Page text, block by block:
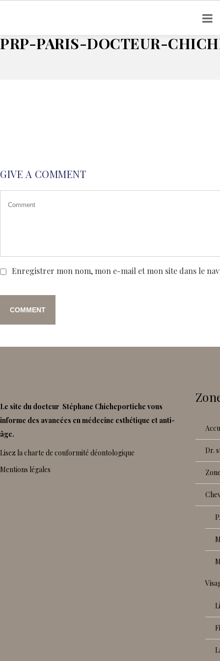
PRP-PARIS-DOCTEUR-
GIVE A COMMENT
Enregistrer mon nom, mon e-mail et mon site dans le
Le site du docteur Stéphane Chicheportiche vous
informe des avancées en médecine esthétique et anti-
âge.
Lisez la charte de conformité déontologique
Mentions légales
dr.